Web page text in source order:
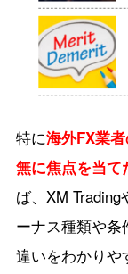
特に海外FX業
無に焦点を当て
ば、XM
ーナス種類や
違いをわかりや